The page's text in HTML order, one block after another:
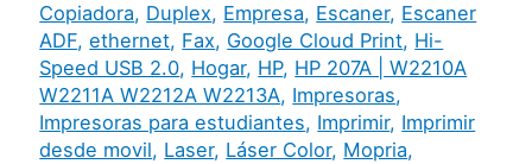
Copiadora, Duplex, Empresa, Escaner, Escaner
ADF,ethernet, Fax, Google Cloud Print, Hi-
Speed USB 2.0, Hogar, HP, HP 207A | W2210A
W2211A W2212A W2213A, Impresoras,
Impresoras para estudiantes, Imprimir, Imprimir
desde movil, Laser, Láser Color, Mopria,